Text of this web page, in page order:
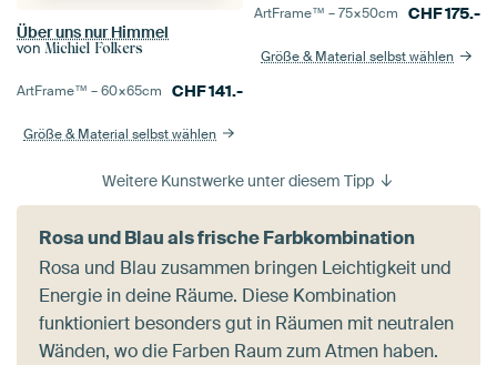
Über uns nur Himmel
von Michiel Folkers
ArtFrame™ –60×65cm CHF141.-
Größe & Material selbst wählen
ArtFrame™ –75×50cm CHF175.-
Größe & Material selbst wählen
Weitere Kunstwerke unter diesem Tipp
Rosa und Blau als frische Farbkombination
Rosa und Blau zusammen bringen Leichtigkeit und
Energie in deine Räume. Diese Kombination
funktioniert besonders gut in Räumen mit neutralen
Wänden, wo die Farben Raum zum Atmen haben.